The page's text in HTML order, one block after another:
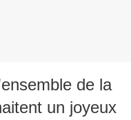
de la
un joyeux